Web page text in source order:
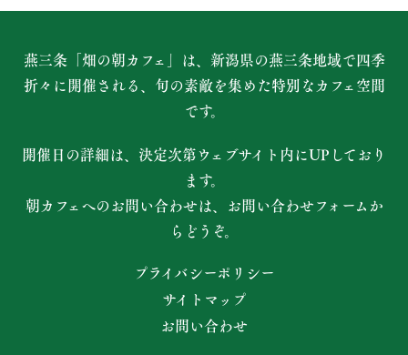
燕三条「畑の朝カフェ」は、新潟県の燕三条地域で四季
折々に開催される、 旬の素敵を集めた特別なカフェ空間
です。
開催日の詳細は、決定次第ウェブサイト内にUPしており
ます。
朝カフェへのお問い合わせは、お問い合わせフォームか
らどうぞ。
プライバシーポリシー
サイトマップ
お問い合わせ